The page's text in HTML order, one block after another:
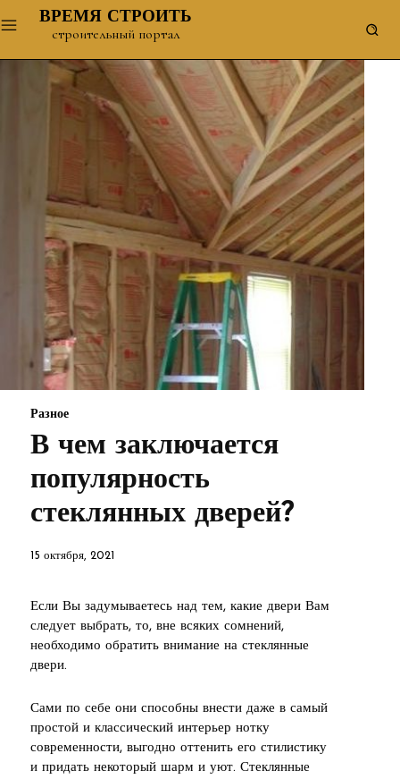
ВРЕМЯ СТРОИТЬ
строительный портал
Разное
В чем заключается
популярность
стеклянных дверей?
15 октября, 2021
Если Вы задумываетесь над тем, какие двери Вам
следует выбрать, то, вне всяких сомнений,
необходимо обратить внимание на стеклянные
двери.
Сами по себе они способны внести даже в самый
простой и классический интерьер нотку
современности, выгодно оттенить его стилистику
и придать некоторый шарм и уют. Стеклянные